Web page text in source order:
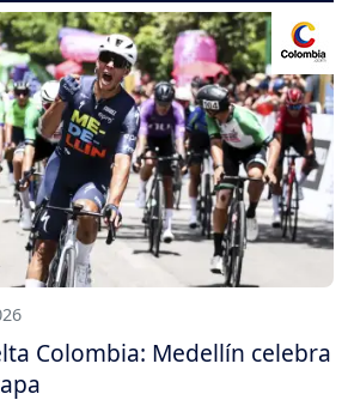
Colombia: Medellín celebra